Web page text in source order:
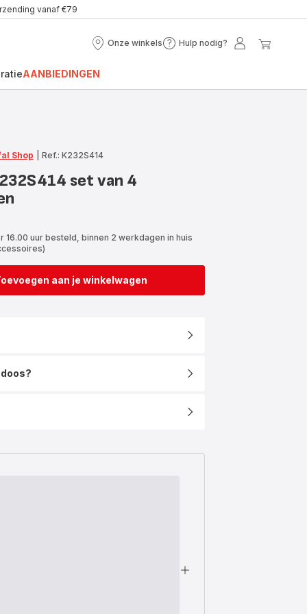
vanaf €79
Onze winkels
Onze
Hulp nodig?
Hulp
Mijn
AANBIEDINGEN
Shop Ref.: K232S414
set van 4
16.00 uur besteld, binnen 2 werkdagen in huis
aan je winkelwagen